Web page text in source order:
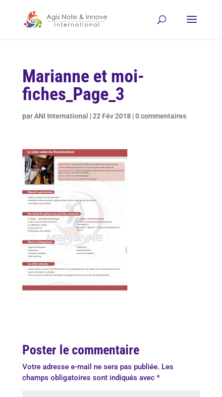
Marianne et moi-
fiches_Page_3
parANI International |22 Fév 2018|0 commentaires
Poster le commentaire
Votre adresse e-mail ne sera pas publiée. Les
champs obligatoires sont indiqués avec *